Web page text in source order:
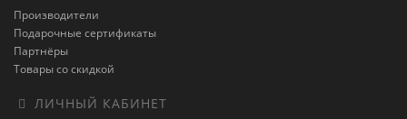
Производители
Подарочные сертификаты
Партнёры
Товары со скидкой
ЛИЧНЫЙ КАБИНЕТ